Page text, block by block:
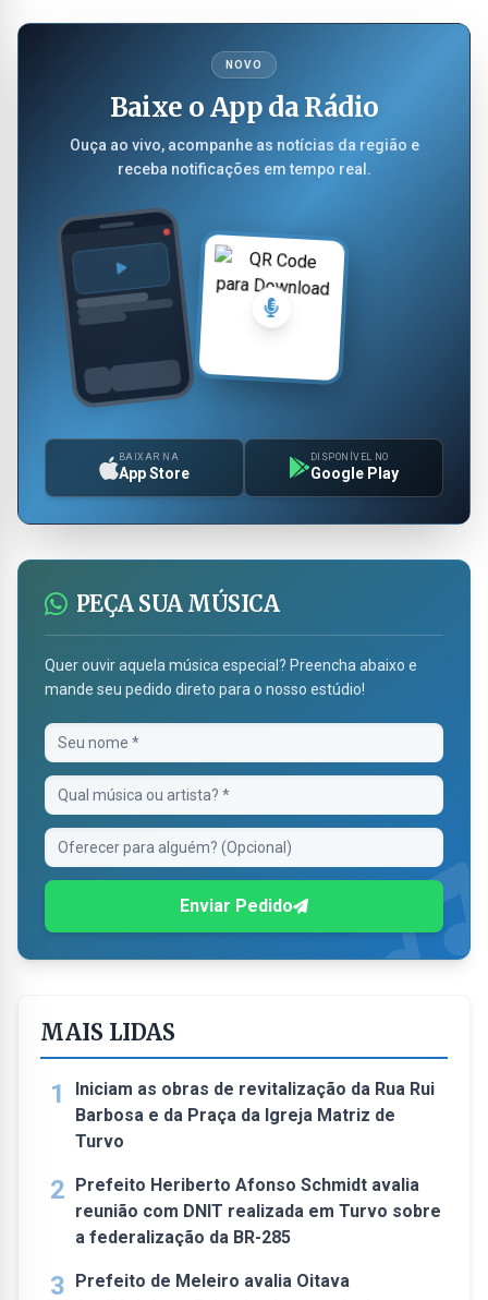
NOVO
Baixe o App da Rádio
Ouça ao vivo, acompanhe as notícias da região e
receba notificações em tempo real.
BAIXAR NA
App Store
DISPONÍVEL NO
Google Play
PEÇA SUA MÚSICA
Quer ouvir aquela música especial? Preencha abaixo e
mande seu pedido direto para o nosso estúdio!
Enviar Pedido
MAIS LIDAS
1
Iniciam as obras de revitalização da Rua Rui
Barbosa e da Praça da Igreja Matriz de
Turvo
2 Prefeito Heriberto Afonso Schmidt avalia
reunião com DNIT realizada em Turvo sobre
a federalização da BR-285
3 Prefeito de Meleiro avalia Oitava